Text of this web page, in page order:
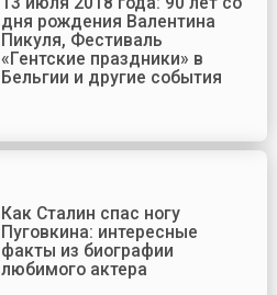
дня рождения Валентина
Пикуля, Фестиваль
«Гентские праздники» в
Бельгии и другие события
Как Сталин спас ногу
Пуговкина: интересные
факты из биографии
любимого актера